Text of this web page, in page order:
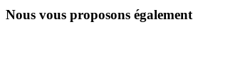
Nous vous proposons également